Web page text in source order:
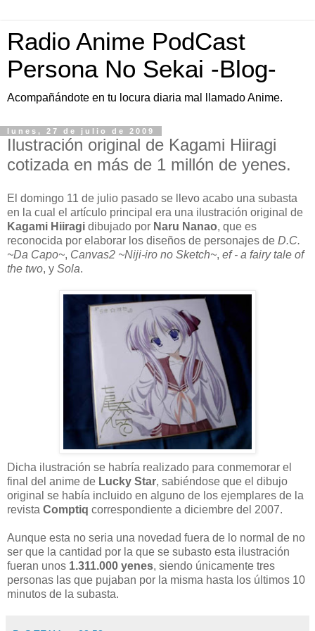
Radio Anime PodCast
Persona No Sekai -Blog-
Acompañándote en tu locura diaria mal llamado Anime.
lunes, 27 de julio de 2009
Ilustración original de Kagami Hiiragi
cotizada en más de 1 millón de yenes.
El domingo 11 de julio pasado se llevo acabo una subasta
en la cual el artículo principal era una ilustración original de
Kagami Hiiragi dibujado por Naru Nanao, que es
reconocida por elaborar los diseños de personajes de D.C.
~Da Capo~, Canvas2 ~Niji-iro no Sketch~, ef - a fairy tale of
the two, y Sola.
Dicha ilustración se habría realizado para conmemorar el
final del anime de Lucky Star, sabiéndose que el dibujo
original se había incluido en alguno de los ejemplares de la
revista Comptiq correspondiente a diciembre del 2007.
Aunque esta no seria una novedad fuera de lo normal de no
ser que la cantidad por la que se subasto esta ilustración
fueran unos 1.311.000 yenes, siendo únicamente tres
personas las que pujaban por la misma hasta los últimos 10
minutos de la subasta.